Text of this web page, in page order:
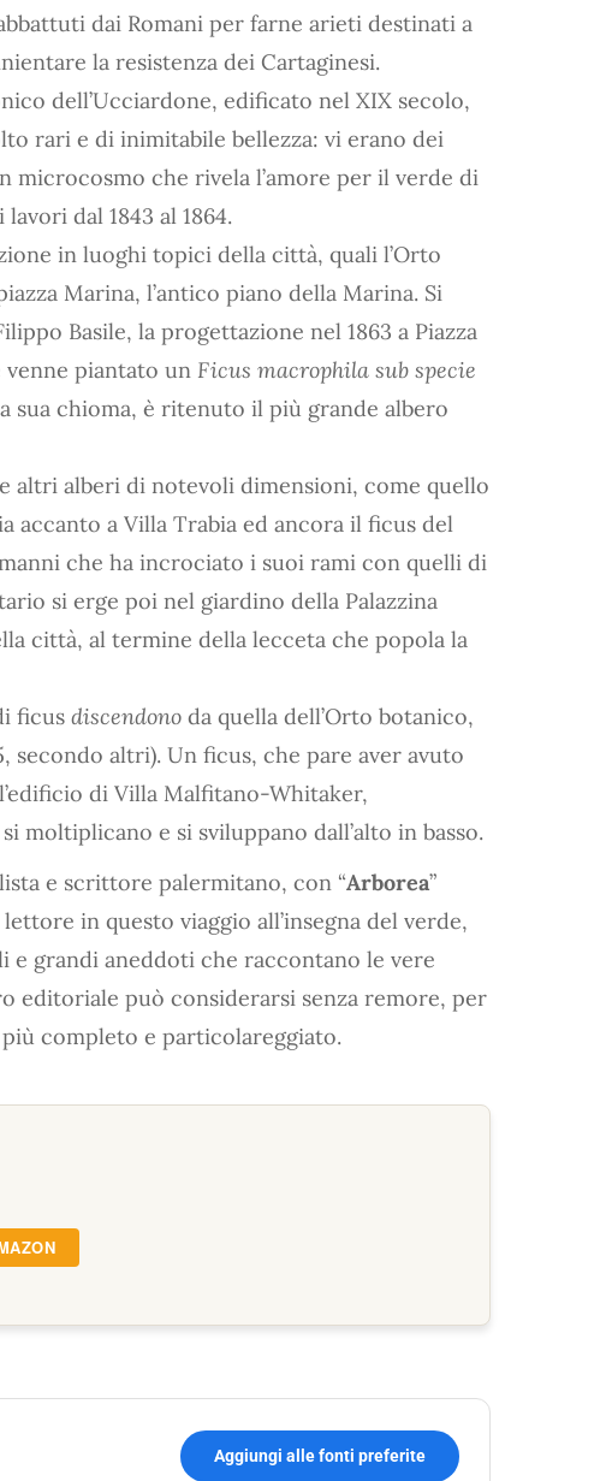
dai Romani per farne arieti destinati a
la resistenza dei Cartaginesi.
dell’Ucciardone, edificato nel XIX secolo,
rari e di inimitabile bellezza: vi erano dei
microcosmo che rivela l’amore per il verde di
dal 1843 al 1864.
in luoghi topici della città, quali l’Orto
Marina, l’antico piano della Marina. Si
Basile, la progettazione nel 1863 a Piazza
piantato un Ficus macrophila sub specie
sua chioma, è ritenuto il più grande albero
altri alberi di notevoli dimensioni, come quello
accanto a Villa Trabia ed ancora il ficus del
che ha incrociato i suoi rami con quelli di
si erge poi nel giardino della Palazzina
città, al termine della lecceta che popola la
ficus discendono da quella dell’Orto botanico,
secondo altri). Un ficus, che pare aver avuto
di Villa Malfitano-Whitaker,
moltiplicano e si sviluppano dall’alto in basso.
e scrittore palermitano, con “Arborea”
in questo viaggio all’insegna del verde,
e grandi aneddoti che raccontano le vere
editoriale può considerarsi senza remore, per
completo e particolareggiato.
Aggiungi alle fonti preferite